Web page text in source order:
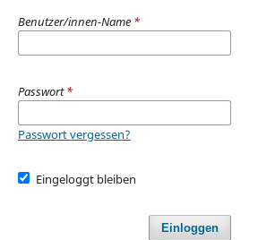
Benutzer/innen-Name *
Passwort*
Passwort vergessen?
Eingeloggt bleiben
Einloggen